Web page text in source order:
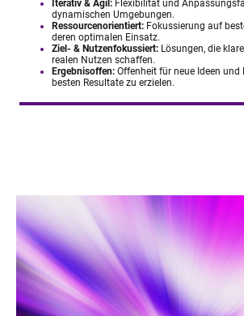
Iterativ & Agil: Flexibilität und
dynamischen Umgebungen.
Ressourcenorientiert: Fokussierung auf
deren optimalen Einsatz.
Ziel- & Nutzenfokussiert: Lösungen, die
realen Nutzen schaffen.
Ergebnisoffen: Offenheit für neue Ideen und
besten Resultate zu erzielen.